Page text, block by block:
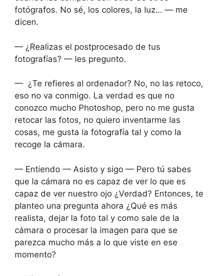
fotógrafos. No sé, los colores, la luz… — me
dicen.
— ¿Realizas el postprocesado de tus
fotografías? — les pregunto.
— ¿Te refieres al ordenador? No, no las retoco,
eso no va conmigo. La verdad es que no
conozco mucho Photoshop, pero no me gusta
retocar las fotos, no quiero inventarme las
cosas, me gusta la fotografía tal y como la
recoge la cámara.
— Entiendo — Asisto y sigo — Pero tú sabes
que la cámara no es capaz de ver lo que es
capaz de ver nuestro ojo ¿Verdad? Entonces, te
planteo una pregunta ahora ¿Qué es más
realista, dejar la foto tal y como sale de la
cámara o procesar la imagen para que se
parezca mucho más a lo que viste en ese
momento?